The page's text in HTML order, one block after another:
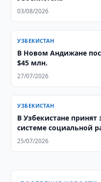
03/08/2026
УЗБЕКИСТАН
В Новом Андижане
$45 млн.
27/07/2026
УЗБЕКИСТАН
В Узбекистане
системе социальной
25/07/2026